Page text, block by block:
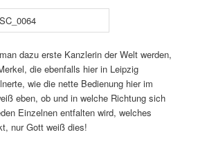
dazu erste Kanzlerin der Welt werden,
die ebenfalls hier in Leipzig
wie die nette Bedienung hier im
eben, ob und in welche Richtung sich
Einzelnen entfalten wird, welches
nur Gott weiß dies!